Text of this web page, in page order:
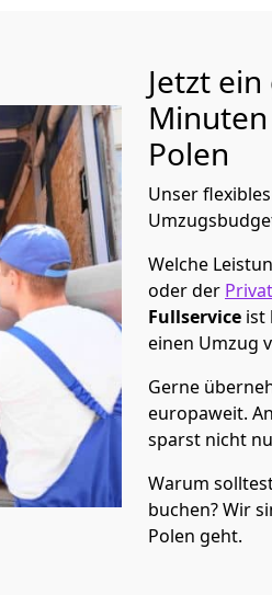
Jetzt
Polen
Unser
Welche
oder der
Fullservice ist
einen Umzug
Gerne
europaweit.
sparst nicht
Warum
buchen? Wir
Polen geht.